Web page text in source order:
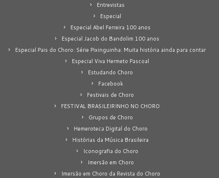
Entrevistas
Especial
Especial Abel Ferreira 100 anos
Especial Jacob do Bandolim 100 anos
Especial Pais do Choro: Série Pixinguinha: Muita história ainda para contar
Especial Viva Hermeto Pascoal
Estudando Choro
Facebook
Festivais de Choro
FESTIVAL BRASILEIRINHO NO CHORO
Grupos de Choro
Hemeroteca Digital do Choro
Histórias da Música Brasileira
Iconografia do Choro
Imersão em Choro
Imersão em Choro da Revista do Choro